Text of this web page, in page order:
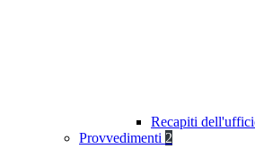
Recapiti
Provvedimenti 2